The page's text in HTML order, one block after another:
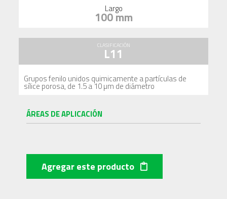
Largo
100 mm
CLASIFICACIÓN
L11
Grupos fenilo unidos quimicamente a partículas de
sílice porosa, de 1.5 a 10 µm de diámetro
ÁREAS DE APLICACIÓN
Agregar este producto